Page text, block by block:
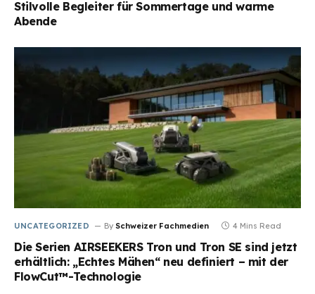
Stilvolle Begleiter für Sommertage und warme
Abende
UNCATEGORIZED By Schweizer Fachmedien 4 Mins Read
Die Serien AIRSEEKERS Tron und Tron SE sind jetzt
erhältlich: „Echtes Mähen“ neu definiert – mit der
FlowCut™-Technologie